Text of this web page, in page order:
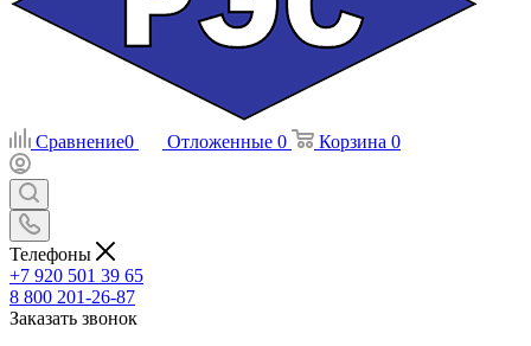
Сравнение0 Отложенные 0 Корзина 0
Телефоны
+7 920 501 39 65
8 800 201-26-87
Заказать звонок